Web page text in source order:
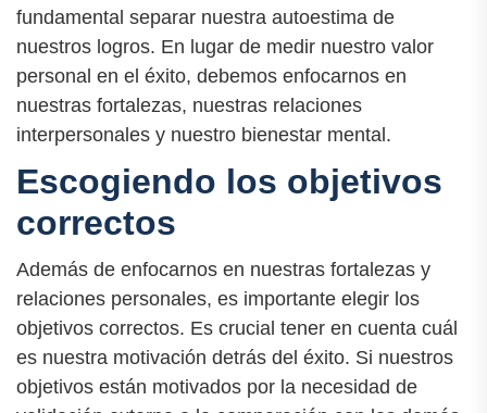
fundamental separar nuestra autoestima de
nuestros logros. En lugar de medir nuestro valor
personal en el éxito, debemos enfocarnos en
nuestras fortalezas, nuestras relaciones
interpersonales y nuestro bienestar mental.
Escogiendo los objetivos
correctos
Además de enfocarnos en nuestras fortalezas y
relaciones personales, es importante elegir los
objetivos correctos. Es crucial tener en cuenta cuál
es nuestra motivación detrás del éxito. Si nuestros
objetivos están motivados por la necesidad de